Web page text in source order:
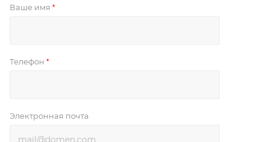
Ваше имя *
Телефон *
Электронная почта